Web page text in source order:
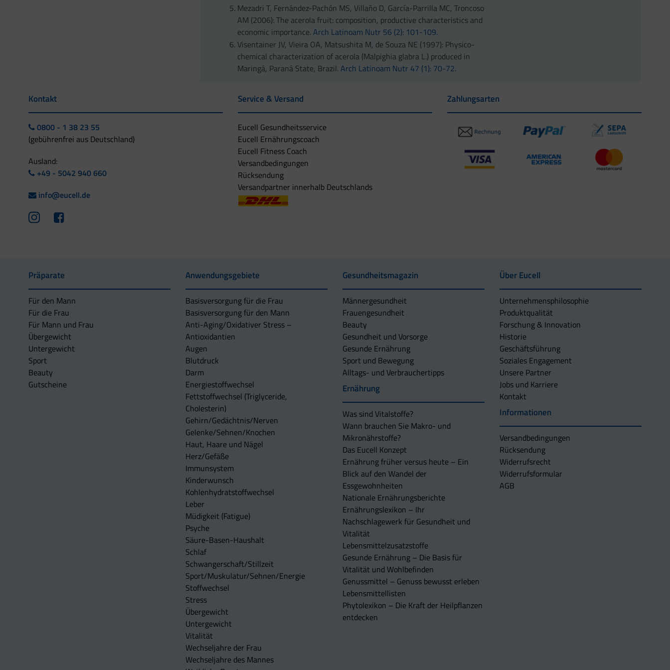
Johannisbeeren, rot
36,0
Apfelsinen
47,0
Zitronen
53,0
Erdbeeren
63,5
Kiwis
71,0
schwarz
Sanddornbeeren
450
Hagebutte (Rosa
canina)
Camu-Camu (Myrciaria
dubia)
Acerola (Malpighia
glabra)
Mezadri T, Fernández-Pachón MS, Villaño D, García-Parrilla MC, Troncoso
AM (2006): The acerola fruit: composition, productive characteristics and
economic importance.Arch Latinoam Nutr 56 (2): 101-109.
Visentainer JV, Vieira OA, Matsushita M, de Souza NE (1997): Physico-
chemical characterization of acerola (Malpighia glabra L.) produced in
Maringá, Paraná State, Brazil.Arch Latinoam Nutr 47 (1): 70-72.
Kontakt
0800 - 1 38 23 55
(gebührenfrei aus Deutschland)
Ausland:
+49 - 5042 940 660
info@eucell.de
Service & Versand
Eucell Gesundheitsservice
Eucell Ernährungscoach
Eucell Fitness Coach
Versandbedingungen
Rücksendung
Versandpartner innerhalb Deutschlands
Zahlungsarten
Präparate
Für den Mann
Für die Frau
Für Mann und Frau
Übergewicht
Untergewicht
Sport
Beauty
Gutscheine
Anwendungsgebiete
Basisversorgung für die Frau
Basisversorgung für den Mann
Anti-Aging/Oxidativer Stress –
Antioxidantien
Augen
Blutdruck
Darm
Energiestoffwechsel
Fettstoffwechsel (Triglyceride,
Cholesterin)
Gehirn/Gedächtnis/Nerven
Gelenke/Sehnen/Knochen
Haut, Haare und Nägel
Herz/Gefäße
Immunsystem
Kinderwunsch
Kohlenhydratstoffwechsel
Leber
Müdigkeit (Fatigue)
Psyche
Säure-Basen-Haushalt
Schlaf
Schwangerschaft/Stillzeit
Sport/Muskulatur/Sehnen/Energie
Stoffwechsel
Stress
Übergewicht
Untergewicht
Vitalität
Wechseljahre der Frau
Wechseljahre des Mannes
Gesundheitsmagazin
Männergesundheit
Frauengesundheit
Beauty
Gesundheit und Vorsorge
Gesunde Ernährung
Sport und Bewegung
Alltags- und Verbrauchertipps
Ernährung
Was sind Vitalstoffe?
Wann brauchen Sie Makro- und
Mikronährstoffe?
Das Eucell Konzept
Ernährung früher versus heute – Ein
Blick auf den Wandel der
Essgewohnheiten
Nationale Ernährungsberichte
Ernährungslexikon – Ihr
Nachschlagewerk für Gesundheit und
Vitalität
Lebensmittelzusatzstoffe
Gesunde Ernährung – Die Basis für
Vitalität und Wohlbefinden
Genussmittel – Genuss bewusst erleben
Lebensmittellisten
Phytolexikon – Die Kraft der Heilpflanzen
entdecken
Über Eucell
Unternehmens­philosophie
Produktqualität
Forschung & Innovation
Historie
Geschäftsführung
Soziales Engagement
Unsere Partner
Jobs und Karriere
Kontakt
Informationen
Versandbedingungen
Rücksendung
Widerrufsrecht
Widerrufsformular
AGB